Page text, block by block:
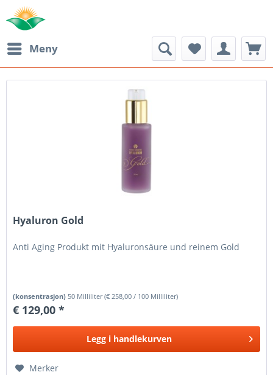
Meny
Hyaluron Gold
Anti Aging Produkt mit Hyaluronsäure und reinem Gold
(konsentrasjon)50 Milliliter(€ 258,00 / 100 Milliliter)
€ 129,00 *
Legg i handlekurven
Merker